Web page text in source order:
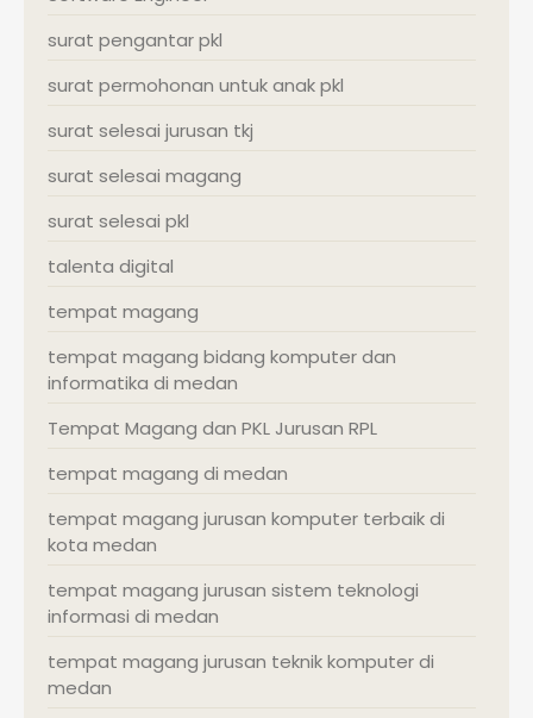
surat pengantar pkl
surat permohonan untuk anak pkl
surat selesai jurusan tkj
surat selesai magang
surat selesai pkl
talenta digital
tempat magang
tempat magang bidang komputer dan
informatika di medan
Tempat Magang dan PKL Jurusan RPL
tempat magang di medan
tempat magang jurusan komputer terbaik di
kota medan
tempat magang jurusan sistem teknologi
informasi di medan
tempat magang jurusan teknik komputer di
medan